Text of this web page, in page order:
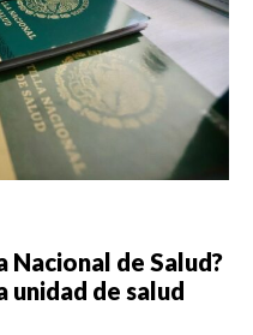
de Salud?
unidad de salud